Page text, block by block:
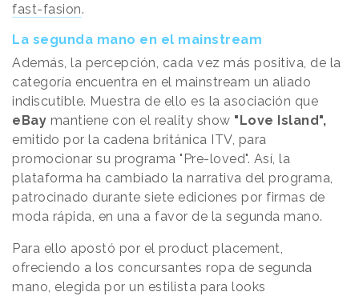
fast-fasion.
La segunda mano en el mainstream
Además, la percepción, cada vez más positiva, de la
categoría encuentra en el mainstream un aliado
indiscutible. Muestra de ello es la asociación que
eBay mantiene con el reality show "Love Island",
emitido por la cadena británica ITV, para
promocionar su programa "Pre-loved". Así, la
plataforma ha cambiado la narrativa del programa,
patrocinado durante siete ediciones por firmas de
moda rápida, en una a favor de la segunda mano.
Para ello apostó por el product placement,
ofreciendo a los concursantes ropa de segunda
mano, elegida por un estilista para looks